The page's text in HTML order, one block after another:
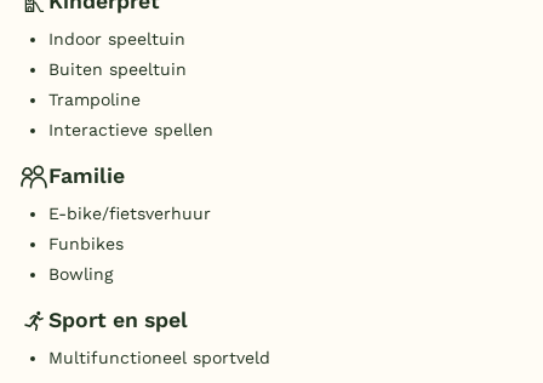
Indoor speeltuin
Buiten speeltuin
Trampoline
Interactieve spellen
Familie
E-bike/fietsverhuur
Funbikes
Bowling
Sport en spel
Multifunctioneel sportveld